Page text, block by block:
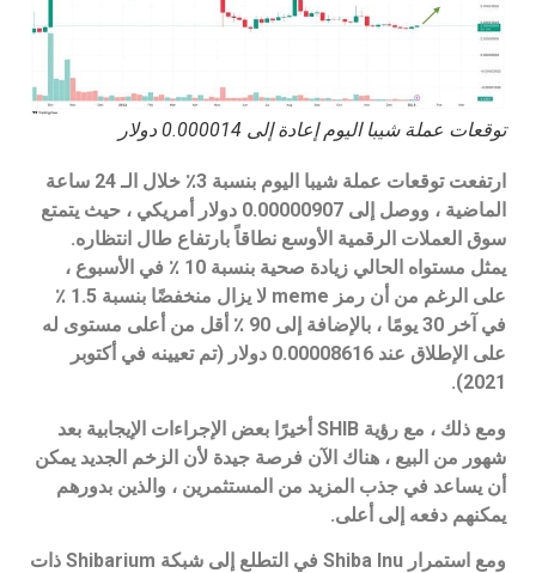
توقعات عملة شيبا اليوم إعادة إلى 0.000014 دولار
ارتفعت توقعات عملة شيبا اليوم بنسبة 3٪ خلال الـ 24 ساعة
الماضية ، ووصل إلى 0.00000907 دولار أمريكي ، حيث يتمتع
سوق العملات الرقمية الأوسع نطاقاً بارتفاع طال انتظاره.
يمثل مستواه الحالي زيادة صحية بنسبة 10 ٪ في الأسبوع ،
على الرغم من أن رمز meme لا يزال منخفضًا بنسبة 1.5 ٪
في آخر 30 يومًا ، بالإضافة إلى 90 ٪ أقل من أعلى مستوى له
على الإطلاق عند 0.00008616 دولار (تم تعيينه في أكتوبر
2021).
ومع ذلك ، مع رؤية SHIB أخيرًا بعض الإجراءات الإيجابية بعد
شهور من البيع ، هناك الآن فرصة جيدة لأن الزخم الجديد يمكن
أن يساعد في جذب المزيد من المستثمرين ، والذين بدورهم
يمكنهم دفعه إلى أعلى.
ومع استمرار Shiba Inu في التطلع إلى شبكة Shibarium ذات